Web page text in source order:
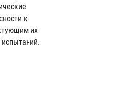
к
их